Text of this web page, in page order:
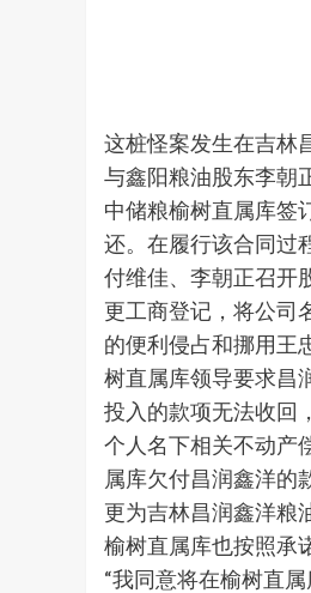
这桩怪案发生在吉林
与鑫阳粮油股东李朝
中储粮榆树直属库签
还。在履行该合同过
付维佳、李朝正召开
更工商登记，将公司
的便利侵占和挪用王
树直属库领导要求昌
投入的款项无法收回
个人名下相关不动产
属库欠付昌润鑫洋的
更为吉林昌润鑫洋粮
榆树直属库也按照承
“我同意将在榆树直